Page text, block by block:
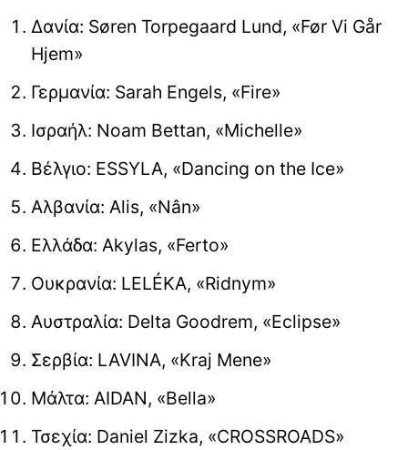
Δανία: Søren Torpegaard Lund, «Før Vi Går
Hjem»
Γερμανία: Sarah Engels, «Fire»
Ισραήλ: Noam Bettan, «Michelle»
Βέλγιο: ESSYLA, «Dancing on the Ice»
Αλβανία: Alis, «Nân»
Ελλάδα: Akylas, «Ferto»
Ουκρανία: LELÉKA, «Ridnym»
Αυστραλία: Delta Goodrem, «Eclipse»
Σερβία: LAVINA, «Kraj Mene»
Μάλτα: AIDAN, «Bella»
Τσεχία: Daniel Zizka, «CROSSROADS»